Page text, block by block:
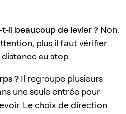
il beaucoup de levier ? Non.
plus il faut vérifier
au stop.
? Il regroupe plusieurs
une seule entrée pour
Le choix de direction